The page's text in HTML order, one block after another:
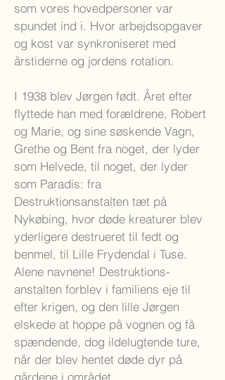
som vores hovedpersoner var
spundet ind i. Hvor arbejdsopgaver
og kost var synkroniseret med
årstiderne og jordens rotation.
I 1938 blev Jørgen født. Året efter
flyttede han med forældrene, Robert
og Marie, og sine søskende Vagn,
Grethe og Bent fra noget, der lyder
som Helvede, til noget, der lyder
som Paradis: fra
Destruktionsanstalten tæt på
Nykøbing, hvor døde kreaturer blev
yderligere destrueret til fedt og
benmel, til Lille Frydendal i Tuse.
Alene navnene! Destruktions-
anstalten forblev i familiens eje til
efter krigen, og den lille Jørgen
elskede at hoppe på vognen og få
spændende, dog ildelugtende ture,
når der blev hentet døde dyr på
gårdene i området.